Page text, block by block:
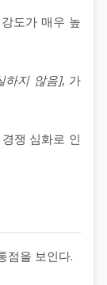
도가 매우 높
하지 않음], 가
쟁 심화로 인
점을 보인다.